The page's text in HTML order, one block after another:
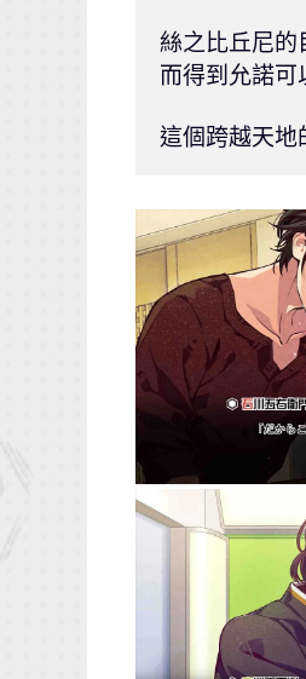
絲之比丘尼的
而得到允諾可
這個跨越天地